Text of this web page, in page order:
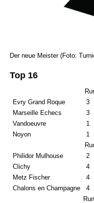
Der neue Meister (Foto:
Top 16
Evry Grand Roque
3
Marseille Echecs
3
Vandoeuvre
1
Noyon
1
Philidor Mulhouse
2
Clichy
4
Metz Fischer
4
Chalons en Champagne
4